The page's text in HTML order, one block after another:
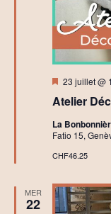
Atelier
Mis
avant
23 juillet @
La
Fatio 15,
CHF46.25
MER
22